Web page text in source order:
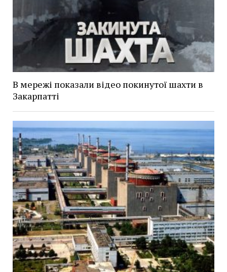
В мережі показали відео покинутої шахти в
Закарпатті